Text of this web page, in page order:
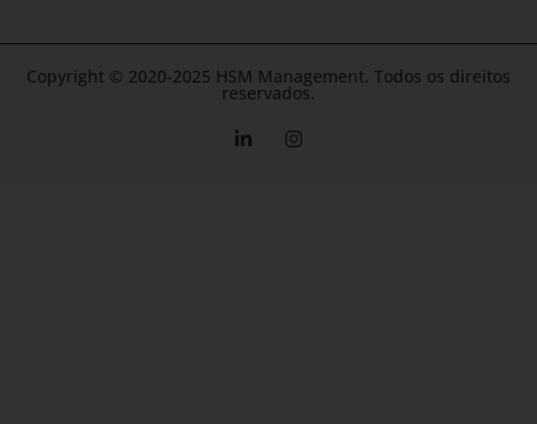
Copyright © 2020-2025 HSM Management. Todos os direitos
reservados.